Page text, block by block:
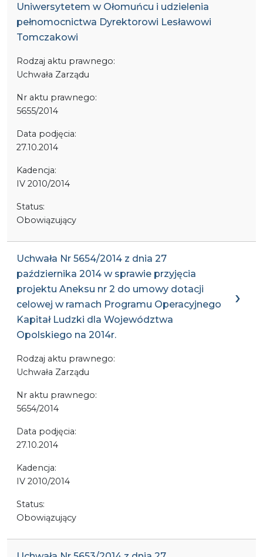
Uniwersytetem w Ołomuńcu i udzielenia
pełnomocnictwa Dyrektorowi Lesławowi
Tomczakowi
Rodzaj aktu prawnego:
Uchwała Zarządu
Nr aktu prawnego:
5655/2014
Data podjęcia:
27.10.2014
Kadencja:
IV 2010/2014
Status:
Obowiązujący
Uchwała Nr 5654/2014 z dnia 27
października 2014 w sprawie przyjęcia
projektu Aneksu nr 2 do umowy dotacji
celowej w ramach Programu Operacyjnego
Kapitał Ludzki dla Województwa
Opolskiego na 2014r.
Rodzaj aktu prawnego:
Uchwała Zarządu
Nr aktu prawnego:
5654/2014
Data podjęcia:
27.10.2014
Kadencja:
IV 2010/2014
Status:
Obowiązujący